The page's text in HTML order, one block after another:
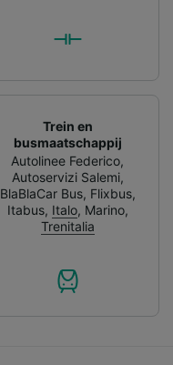
Trein en
busmaatschappij
Autolinee Federico,
Autoservizi Salemi,
BlaBlaCar Bus, Flixbus,
Itabus, Italo, Marino,
Trenitalia